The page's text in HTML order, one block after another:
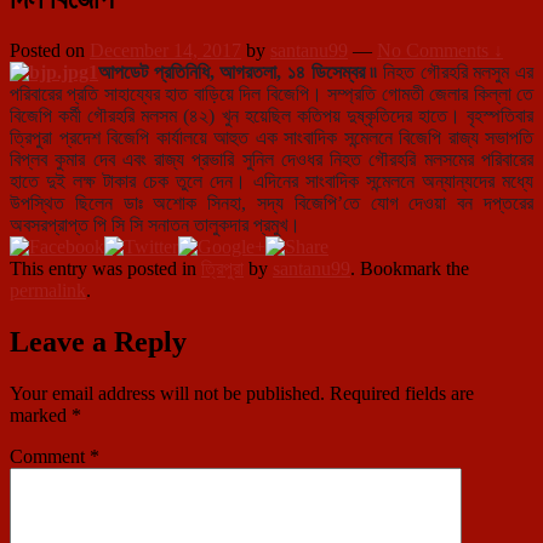
Posted on December 14, 2017 by santanu99 — No Comments ↓
আপডেট প্রতিনিধি, আগরতলা, ১৪ ডিসেম্বর ৷৷ নিহত গৌরহরি মলসুম এর
পরিবারের প্রতি সাহায্যের হাত বাড়িয়ে দিল বিজেপি। সম্প্রতি গোমতী জেলার কিল্লা তে
বিজেপি কর্মী গৌরহরি মলসম (৪২) খুন হয়েছিল কতিপয় দুষ্কৃতিদের হাতে। বৃহস্পতিবার
ত্রিপুরা প্রদেশ বিজেপি কার্যালয়ে আহুত এক সাংবাদিক সন্মেলনে বিজেপি রাজ্য সভাপতি
বিপ্লব কুমার দেব এবং রাজ্য প্রভারি সুনিল দেওধর নিহত গৌরহরি মলসমের পরিবারের
হাতে দুই লক্ষ টাকার চেক তুলে দেন। এদিনের সাংবাদিক সন্মেলনে অন্যান্যদের মধ্যে
উপস্থিত ছিলেন ডাঃ অশোক সিনহা, সদ্য বিজেপি’তে যোগ দেওয়া বন দপ্তরের
অবসরপ্রাপ্ত পি সি সি সনাতন তালুকদার প্রমুখ।
This entry was posted in ত্রিপুরা by santanu99. Bookmark the
permalink.
Leave a Reply
Your email address will not be published. Required fields are
marked *
Comment *